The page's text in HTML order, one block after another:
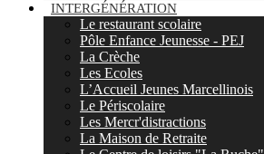
INTERGÉNÉRATION
Le restaurant scolaire
Pôle Enfance Jeunesse - PEJ
La Crèche
Les Ecoles
L’Accueil Jeunes Marcellinois
Le Périscolaire
Les Mercr'distractions
La Maison de Retraite